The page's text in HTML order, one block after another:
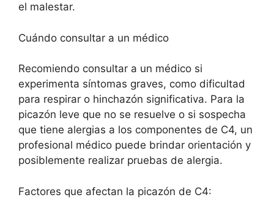
el malestar.
Cuándo consultar a un médico
Recomiendo consultar a un médico si
experimenta síntomas graves, como dificultad
para respirar o hinchazón significativa. Para la
picazón leve que no se resuelve o si sospecha
que tiene alergias a los componentes de C4, un
profesional médico puede brindar orientación y
posiblemente realizar pruebas de alergia.
Factores que afectan la picazón de C4: